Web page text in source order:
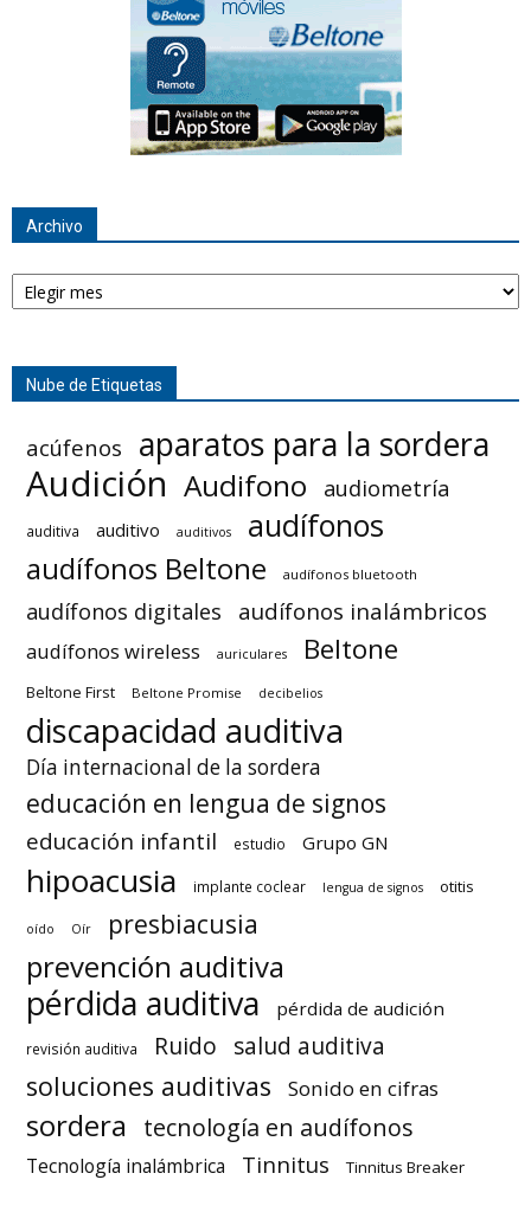
Archivo
Archivo
Nube de Etiquetas
acúfenos aparatos para la sordera
Audición Audifono audiometría
auditiva auditivo auditivos audífonos
audífonos Beltone audífonos bluetooth
audífonos digitales audífonos inalámbricos
audífonos wireless auriculares Beltone
Beltone First Beltone Promise decibelios
discapacidad auditiva
Día internacional de la sordera
educación en lengua de signos
educación infantil estudio Grupo GN
hipoacusia implante coclear lengua de signos otitis
oído Oír presbiacusia
prevención auditiva
pérdida auditiva pérdida de audición
revisión auditiva Ruido salud auditiva
soluciones auditivas Sonido en cifras
sordera tecnología en audífonos
Tecnología inalámbrica Tinnitus Tinnitus Breaker